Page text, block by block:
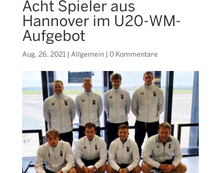
Acht Spieler aus
Hannover im U20-WM-
Aufgebot
Aug. 26, 2021| Allgemein| 0 Kommentare